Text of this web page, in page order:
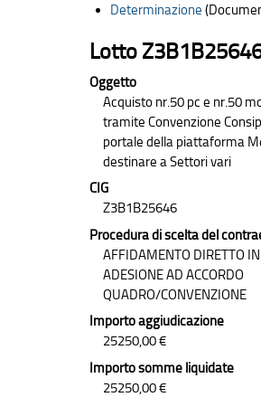
Determinazione
Lotto
Oggetto
Acquisto nr.50 pc e nr.50
tramite Convenzione
portale della piattaforma
destinare a Settori vari
CIG
Z3B1B25646
Procedura di scelta del
AFFIDAMENTO DIRETTO IN
ADESIONE AD ACCORDO
QUADRO/CONVENZIONE
Importo aggiudicazione
25250,00 €
Importo somme liquidate
25250,00 €